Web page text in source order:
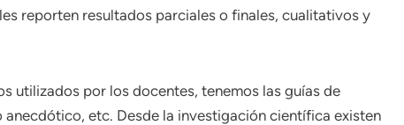
reporten resultados parciales o finales, cualitativos y
utilizados por los docentes, tenemos las guías de
etc. Desde la investigación científica existen